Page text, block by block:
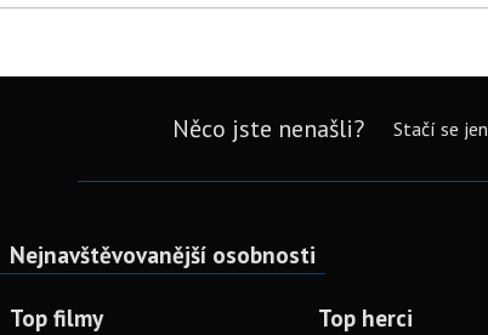
Něco jste nenašli? Stačí se jen
Nejnavštěvovanější osobnosti
Top filmy Top herci